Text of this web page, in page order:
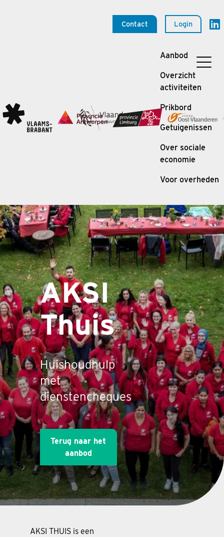
Contact Login
Aanbod
Overzicht
activiteiten
Prikbord
Getuigenissen
Over sociale
economie
Voor overheden
AKSI
Thuis
Huishoudhulp
met
dienstencheques
Terug naar het
aanbod
AKSI THUIS is een